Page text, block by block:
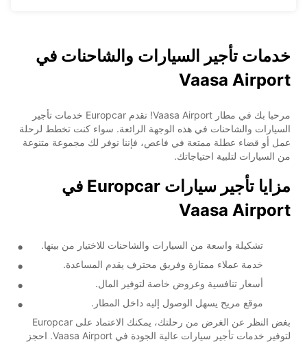
خدمات تأجير السيارات والشاحنات في
Vaasa Airport
مرحبا بك في مطار Vaasa Airport! تقدم Europcar خدمات تأجير
السيارات والشاحنات في هذه الوجهة الرائعة. سواء كنت تخطط لرحلة
عمل أو قضاء عطلة ممتعة في فاعص، فإننا نوفر لك مجموعة متنوعة
من السيارات لتلبية احتياجاتك.
مزايا تأجير سيارات Europcar في
Vaasa Airport
تشكيلة واسعة من السيارات والشاحنات للاختيار من بينها.
خدمة عملاء ممتازة وفريق محترف يقدم المساعدة.
أسعار تنافسية وعروض خاصة لتوفير المال.
موقع مريح يسهل الوصول إليه داخل المطار.
بغض النظر عن الغرض من رحلتك، يمكنك الاعتماد على Europcar
لتوفير خدمات تأجير سيارات عالية الجودة في Vaasa Airport. احجز